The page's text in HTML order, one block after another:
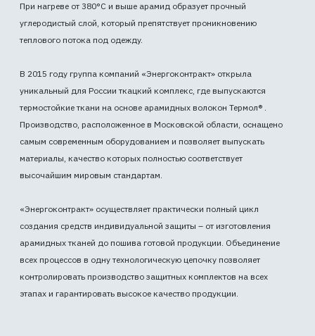
При нагреве от 380°С и выше арамид образует прочный
углеродистый слой, который препятствует проникновению
теплового потока под одежду.
В 2015 году группа компаний «Энергоконтракт» открыла
уникальный для России ткацкий комплекс, где выпускаются
термостойкие ткани на основе арамидных волокон Термол® .
Производство, расположенное в Московской области, оснащено
самым современным оборудованием и позволяет выпускать
материалы, качество которых полностью соответствует
высочайшим мировым стандартам.
«Энергоконтракт» осуществляет практически полный цикл
создания средств индивидуальной защиты – от изготовления
арамидных тканей до пошива готовой продукции. Объединение
всех процессов в одну технологическую цепочку позволяет
контролировать производство защитных комплектов на всех
этапах и гарантировать высокое качество продукции.